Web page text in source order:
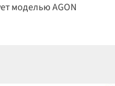
моделью AGON